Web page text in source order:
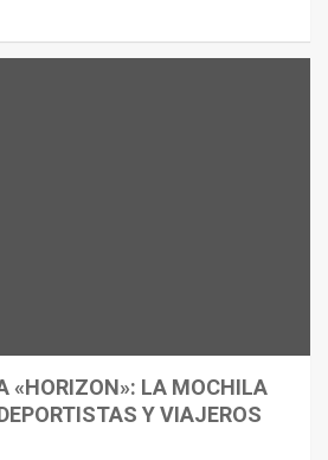
«HORIZON»: LA MOCHILA
Y VIAJEROS